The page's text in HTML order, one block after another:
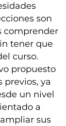
son
comprender
tener que
curso.
propuesto
previos, ya
un nivel
a
sus